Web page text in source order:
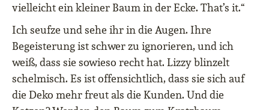
vielleicht ein kleiner Baum in der Ecke. That’s it.“
Ich seufze und sehe ihr in die Augen. Ihre
Begeisterung ist schwer zu ignorieren, und ich
weiß, dass sie sowieso recht hat. Lizzy blinzelt
schelmisch. Es ist offensichtlich, dass sie sich auf
die Deko mehr freut als die Kunden. Und die